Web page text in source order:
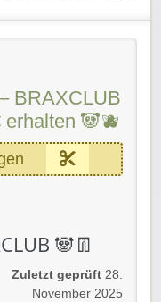
BRAXCLUB
🐼🫐
🐼👖
jedem Einkauf
zu
Zuletzt geprüft 28.
November 2025